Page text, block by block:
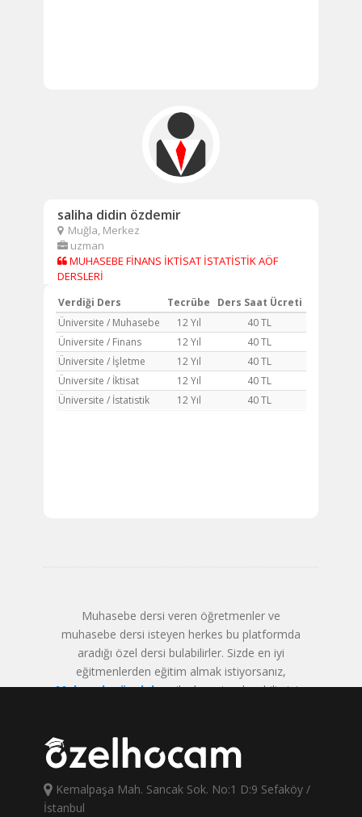
saliha didin özdemir
Muğla, Merkez
uzman
MUHASEBE FİNANS İKTİSAT İSTATİSTİK AÖF
DERSLERİ
Verdiği Ders Tecrübe
Ders Saat Ücreti
Üniversite / Muhasebe
12 Yıl
40 TL
Üniversite / Finans
12 Yıl
40 TL
Üniversite / İşletme
12 Yıl
40 TL
Üniversite / İktisat
12 Yıl
40 TL
Üniversite / İstatistik
12 Yıl 40 TL
Muhasebe dersi veren öğretmenler ve
muhasebe dersi isteyen herkes bu platformda
aradığı özel dersi bulabilirler. Sizde en iyi
eğitmenlerden eğitim almak istiyorsanız,
Muhasebe özel dersilanlarını inceleyebilirsiniz.
Kemalpaşa Mah. Sancak Sok. No:1 D:9 Sefaköy /
İstanbul